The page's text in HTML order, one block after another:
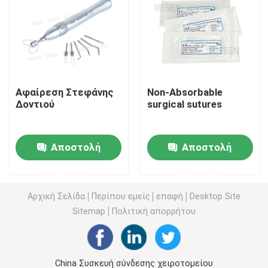
Οδοντιατρική μικροκινητική
Οδοντιατρικό φως LED
Ενέτρηση οδοντικής αναισθησίας
Οδοντιατρική μηχανή φωτεινής θεραπείας
Αφαίρεση Στεφάνης
Δοντιού
Αποστολή
Non-Absorbable
surgical sutures
Αποστολή
Αρχική Σελίδα Περίπου εμείς επαφή
Desktop Site
Sitemap
Πολιτική απορρήτου
China Συσκευή σύνδεσης χειροτομείου